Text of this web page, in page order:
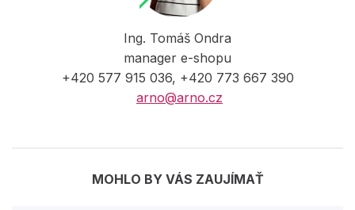
Ing. Tomáš Ondra
manager e-shopu
+420 577 915 036, +420 773 667 390
arno@arno.cz
MOHLO BY VÁS ZAUJÍMAŤ